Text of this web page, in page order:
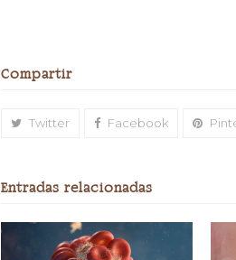
Compartir
Twitter Facebook
Entradas relacionadas